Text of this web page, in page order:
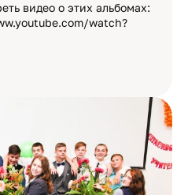
видео о этих альбомах:
watch?